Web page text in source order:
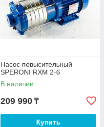
Насос повысительный
SPERONI RXM 2-6
В наличии
209 990 ₸
Купить